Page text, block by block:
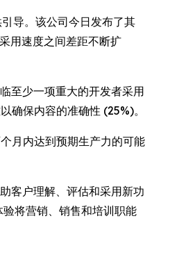
导。该公司今日发布了其
用速度之间差距不断扩
至少一项重大的开发者采用
确保内容的准确性 (25%)。
月内达到预期生产力的可能
客户理解、评估和采用新功
将营销、销售和培训职能